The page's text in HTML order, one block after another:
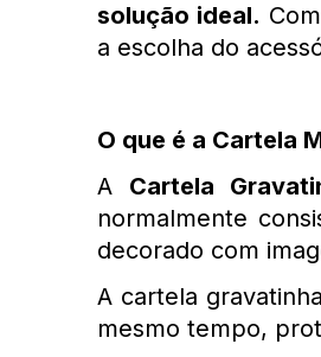
solução ideal.
a escolha do
O que é a Cartela
A Cartela
normalmente
decorado com
A cartela
mesmo tempo,